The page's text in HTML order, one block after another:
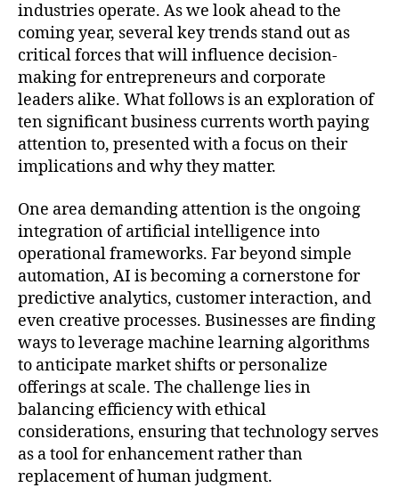
industries operate. As we look ahead to the
coming year, several key trends stand out as
critical forces that will influence decision-
making for entrepreneurs and corporate
leaders alike. What follows is an exploration of
ten significant business currents worth paying
attention to, presented with a focus on their
implications and why they matter.
One area demanding attention is the ongoing
integration of artificial intelligence into
operational frameworks. Far beyond simple
automation, AI is becoming a cornerstone for
predictive analytics, customer interaction, and
even creative processes. Businesses are finding
ways to leverage machine learning algorithms
to anticipate market shifts or personalize
offerings at scale. The challenge lies in
balancing efficiency with ethical
considerations, ensuring that technology serves
as a tool for enhancement rather than
replacement of human judgment.